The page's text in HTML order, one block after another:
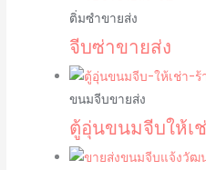
ติ่มซำขายส่ง
จีบซ่าขายส่ง
ขนมจีบขายส่ง
ตู้อุ่นขนมจีบให้เ